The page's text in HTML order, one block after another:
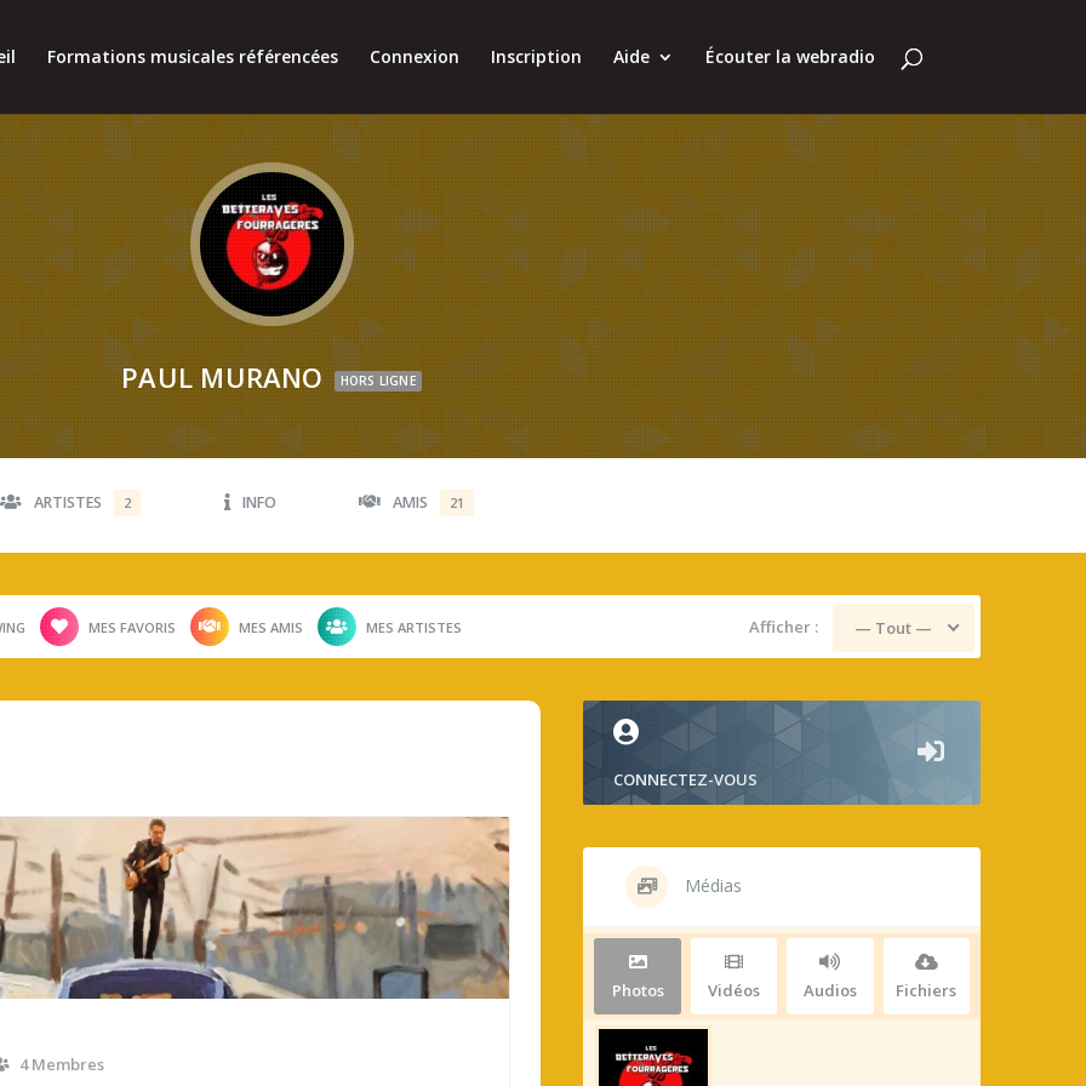
Formations musicales référencées Connexion Inscription Aide Écouter la webradio
PAUL MURANO HORS LIGNE
ARTISTES 2 INFO AMIS 21
MES FAVORIS MES AMIS MES ARTISTES Afficher : — Tout —
4 Membres
CONNECTEZ-VOUS
Médias
Photos Vidéos Audios Fichiers